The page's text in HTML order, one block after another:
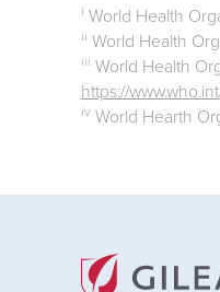
i World Health
ii World Health
iii World Health
https://
ivWorld Hearth